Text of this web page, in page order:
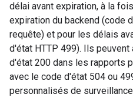
délai avant expiration, à la
expiration du backend (code
requête) et pour les délais
d'état HTTP 499). Ils
d'état 200 dans les rapports
avec le code d'état 504 ou
personnalisés de